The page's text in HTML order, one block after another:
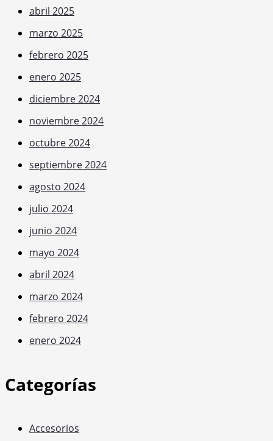
abril 2025
marzo 2025
febrero 2025
enero 2025
diciembre 2024
noviembre 2024
octubre 2024
septiembre 2024
agosto 2024
julio 2024
junio 2024
mayo 2024
abril 2024
marzo 2024
febrero 2024
enero 2024
Categorías
Accesorios